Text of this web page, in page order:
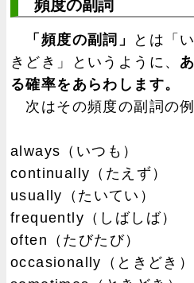
頻度の副詞
「頻度の副詞」
とは「
きどき」というように、
る確率をあらわします。
次はその頻度の副詞の例
always（いつも）
continually（たえず）
usually（たいてい）
frequently（しばしば）
often（たびたび）
occasionally（ときどき）